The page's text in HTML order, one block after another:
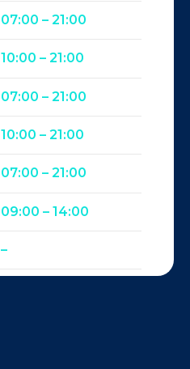
07:00 – 21:00
10:00 – 21:00
07:00 – 21:00
10:00 – 21:00
07:00 – 21:00
09:00 – 14:00
–